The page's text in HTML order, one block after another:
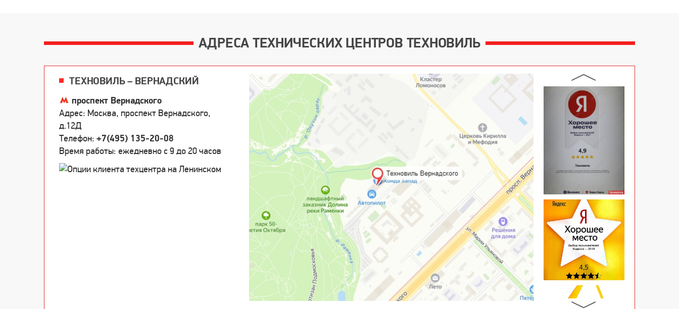
АДРЕСА ТЕХНИЧЕСКИХ ЦЕНТРОВ ТЕХНОВИЛЬ
ТЕХНОВИЛЬ – ВЕРНАДСКИЙ
проспект Вернадского
Адрес: Москва, проспект Вернадского,
д.12Д
Телефон: +7(495) 135-20-08
Время работы: ежедневно c 9 до 20 часов